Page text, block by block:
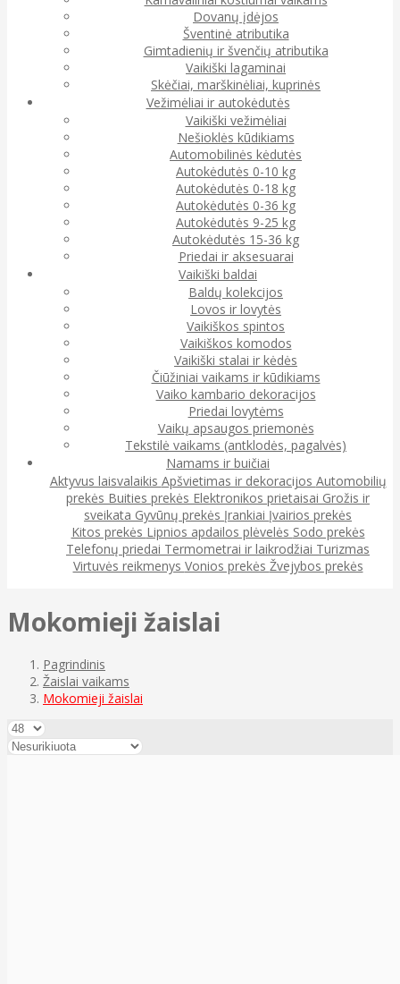
Dovanų įdėjos
Šventinė atributika
Gimtadienių ir švenčių atributika
Vaikiški lagaminai
Skėčiai, marškinėliai, kuprinės
Vežimėliai ir autokėdutės
Vaikiški vežimėliai
Nešioklės kūdikiams
Automobilinės kėdutės
Autokėdutės 0-10 kg
Autokėdutės 0-18 kg
Autokėdutės 0-36 kg
Autokėdutės 9-25 kg
Autokėdutės 15-36 kg
Priedai ir aksesuarai
Vaikiški baldai
Baldų kolekcijos
Lovos ir lovytės
Vaikiškos spintos
Vaikiškos komodos
Vaikiški stalai ir kėdės
Čiūžiniai vaikams ir kūdikiams
Vaiko kambario dekoracijos
Priedai lovytėms
Vaikų apsaugos priemonės
Tekstilė vaikams (antklodės, pagalvės)
Namams ir buičiai
Aktyvus laisvalaikis Apšvietimas ir dekoracijos Automobilių
prekės Buities prekės Elektronikos prietaisai Grožis ir
sveikata Gyvūnų prekės Įrankiai Įvairios prekės
Kitos prekės Lipnios apdailos plėvelės Sodo prekės
Telefonų priedai Termometrai ir laikrodžiai Turizmas
Virtuvės reikmenys Vonios prekės Žvejybos prekės
Mokomieji žaislai
Pagrindinis
Žaislai vaikams
Mokomieji žaislai